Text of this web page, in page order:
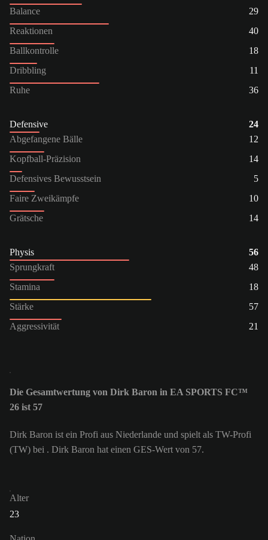
Balance
29
Reaktionen
40
Ballkontrolle
18
Dribbling
11
Ruhe
36
Defensive
24
Abgefangene Bälle
12
Kopfball-Präzision
14
Defensives Bewusstsein
5
Faire Zweikämpfe
10
Grätsche
14
Physis
56
Sprungkraft
48
Stamina
18
Stärke
57
Aggressivität
21
Die Gesamtwertung von Dirk Baron in EA SPORTS FC™
26 ist 57
Dirk Baron ist ein Profi aus Niederlande und spielt als TW-Profi
(TW) bei . Dirk Baron hat einen GES-Wert von 57.
Alter
23